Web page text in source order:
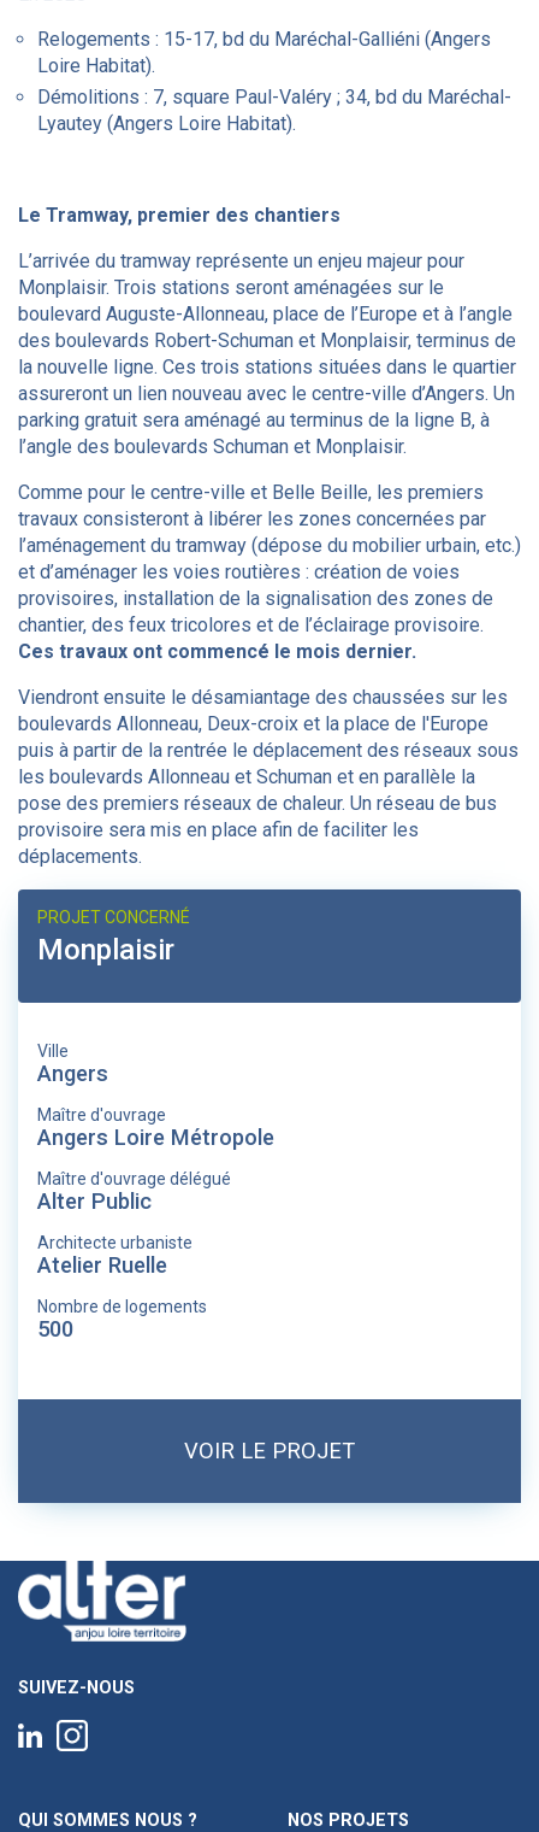
Relogements : 15-17, bd du Maréchal-Galliéni (Angers
Loire Habitat).
Démolitions : 7, square Paul-Valéry ; 34, bd du Maréchal-
Lyautey (Angers Loire Habitat).
Le Tramway, premier des chantiers
L’arrivée du tramway représente un enjeu majeur pour
Monplaisir. Trois stations seront aménagées sur le
boulevard Auguste-Allonneau, place de l’Europe et à l’angle
des boulevards Robert-Schuman et Monplaisir, terminus de
la nouvelle ligne. Ces trois stations situées dans le quartier
assureront un lien nouveau avec le centre-ville d’Angers. Un
parking gratuit sera aménagé au terminus de la ligne B, à
l’angle des boulevards Schuman et Monplaisir.
Comme pour le centre-ville et Belle Beille, les premiers
travaux consisteront à libérer les zones concernées par
l’aménagement du tramway (dépose du mobilier urbain, etc.)
et d’aménager les voies routières : création de voies
provisoires, installation de la signalisation des zones de
chantier, des feux tricolores et de l’éclairage provisoire.
Ces travaux ont commencé le mois dernier.
Viendront ensuite le désamiantage des chaussées sur les
boulevards Allonneau, Deux-croix et la place de l'Europe
puis à partir de la rentrée le déplacement des réseaux sous
les boulevards Allonneau et Schuman et en parallèle la
pose des premiers réseaux de chaleur. Un réseau de bus
provisoire sera mis en place afin de faciliter les
déplacements.
PROJET CONCERNÉ
Monplaisir
Ville
Angers
Maître d'ouvrage
Angers Loire Métropole
Maître d'ouvrage délégué
Alter Public
Architecte urbaniste
Atelier Ruelle
Nombre de logements
500
VOIR LE PROJET
SUIVEZ-NOUS
QUI SOMMES NOUS ? NOS PROJETS